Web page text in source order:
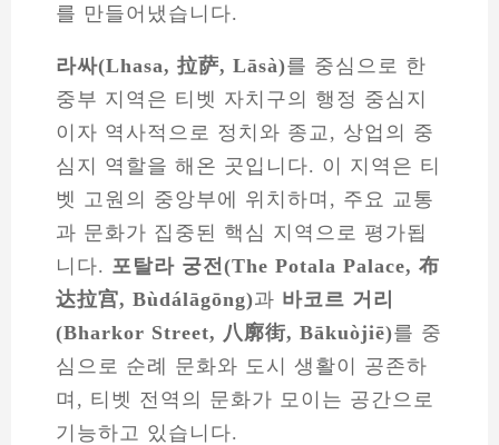
를 만들어냈습니다.
라싸(Lhasa, 拉萨, Lāsà)를 중심으로 한
중부 지역은 티벳 자치구의 행정 중심지
이자 역사적으로 정치와 종교, 상업의 중
심지 역할을 해온 곳입니다. 이 지역은 티
벳 고원의 중앙부에 위치하며, 주요 교통
과 문화가 집중된 핵심 지역으로 평가됩
니다. 포탈라 궁전(The Potala Palace, 布
达拉宫, Bùdálāgōng)과 바코르 거리
(Bharkor Street, 八廓街, Bākuòjiē)를 중
심으로 순례 문화와 도시 생활이 공존하
며, 티벳 전역의 문화가 모이는 공간으로
기능하고 있습니다.